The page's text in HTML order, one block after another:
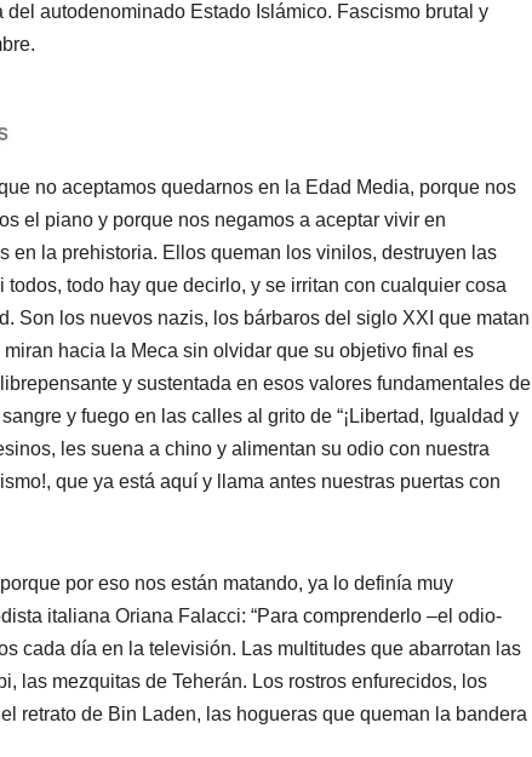
del autodenominado Estado Islámico. Fascismo brutal y
no aceptamos quedarnos en la Edad Media, porque nos
el piano y porque nos negamos a aceptar vivir en
en la prehistoria. Ellos queman los vinilos, destruyen las
todo hay que decirlo, y se irritan con cualquier cosa
Son los nuevos nazis, los bárbaros del siglo XXI que matan
hacia la Meca sin olvidar que su objetivo final es
y sustentada en esos valores fundamentales de
y fuego en las calles al grito de “¡Libertad, Igualdad y
les suena a chino y alimentan su odio con nuestra
que ya está aquí y llama antes nuestras puertas con
por eso nos están matando, ya lo definía muy
italiana Oriana Falacci: “Para comprenderlo –el odio-
cada día en la televisión. Las multitudes que abarrotan las
las mezquitas de Teherán. Los rostros enfurecidos, los
retrato de Bin Laden, las hogueras que queman la bandera